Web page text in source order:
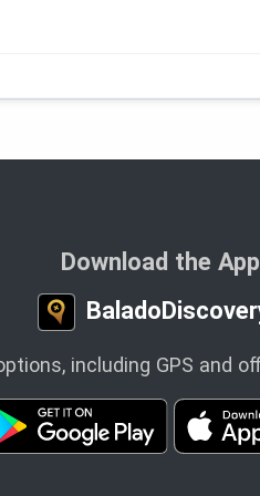
Download the App
including GPS and